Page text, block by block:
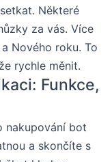
Některé
za vás. Více
Nového roku. To
rychle měnit.
Funkce,
nakupování bot
a skončíte s